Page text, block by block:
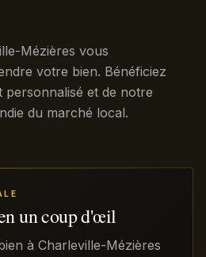
Mézières vous
votre bien. Bénéficiez
et de notre
du marché local.
un coup d'œil
à Charleville-Mézières